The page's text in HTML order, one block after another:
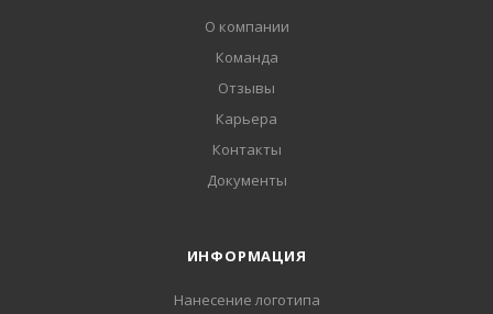
О компании
Команда
Отзывы
Карьера
Контакты
Документы
ИНФОРМАЦИЯ
Нанесение логотипа